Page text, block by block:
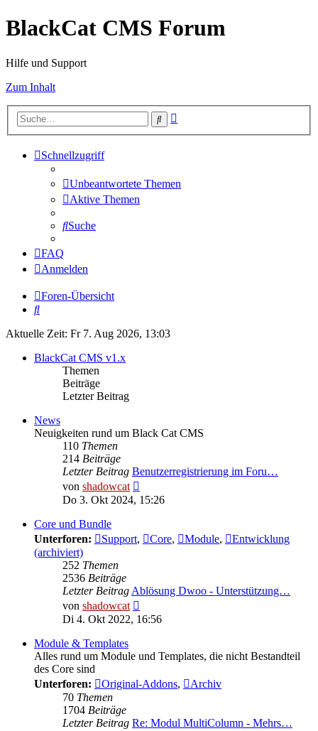
BlackCat CMS Forum
Hilfe und Support
Zum Inhalt
Suche
Schnellzugriff
Unbeantwortete Themen
Aktive Themen
Suche
FAQ
Anmelden
Foren-Übersicht
Suche
Aktuelle Zeit: Fr 7. Aug 2026, 13:03
BlackCat CMS v1.x
Themen
Beiträge
Letzter Beitrag
News
Neuigkeiten rund um Black Cat CMS
110 Themen
214 Beiträge
Letzter Beitrag Benutzerregistrierung im Foru…
von shadowcat
Beitrag
Do 3. Okt 2024, 15:26
Core und Bundle
Unterforen:
Support, Core, Module,
Entwicklung
(archiviert)
252 Themen
2536 Beiträge
Letzter BeitragAblösung Dwoo - Unterstützung…
von shadowcat
Beitrag
Di 4. Okt 2022, 16:56
Module & Templates
Alles rund um Module und Templates, die nicht Bestandteil
des Core sind
Unterforen:
Original-Addons,
Archiv
70 Themen
1704 Beiträge
Letzter Beitrag Re: Modul MultiColumn - Mehrs…